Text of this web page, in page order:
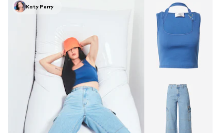
Katy Perry